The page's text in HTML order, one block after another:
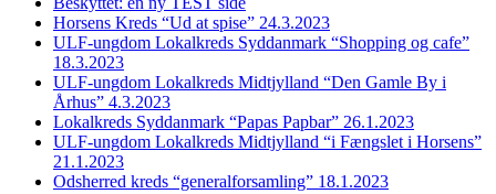
Horsens Kreds “Ud at spise” 24.3.2023
ULF-ungdom Lokalkreds Syddanmark “Shopping og cafe”
18.3.2023
ULF-ungdom Lokalkreds Midtjylland “Den Gamle By i
Århus” 4.3.2023
Lokalkreds Syddanmark “Papas Papbar” 26.1.2023
ULF-ungdom Lokalkreds Midtjylland “i Fængslet i Horsens”
21.1.2023
Odsherred kreds “generalforsamling” 18.1.2023